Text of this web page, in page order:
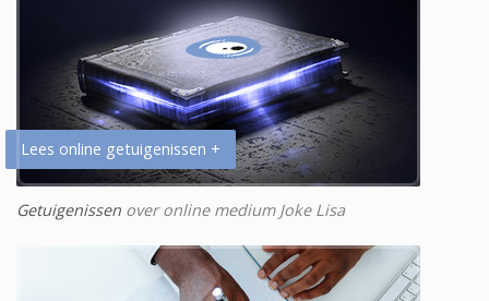
Lees online getuigenissen +
Getuigenissen over online medium Joke Lisa